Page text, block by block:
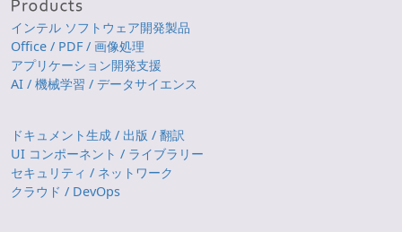
インテル ソフトウェア開発製品
Office / PDF / 画像処理
アプリケーション開発支援
AI / 機械学習 / データサイエンス
ドキュメント生成 / 出版 / 翻訳
UI コンポーネント / ライブラリー
セキュリティ / ネットワーク
クラウド / DevOps